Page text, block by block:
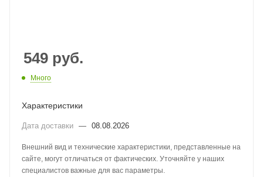
549 руб.
Много
Характеристики
Дата доставки — 08.08.2026
Внешний вид и технические характеристики, представленные на
сайте, могут отличаться от фактических. Уточняйте у наших
специалистов важные для вас параметры.